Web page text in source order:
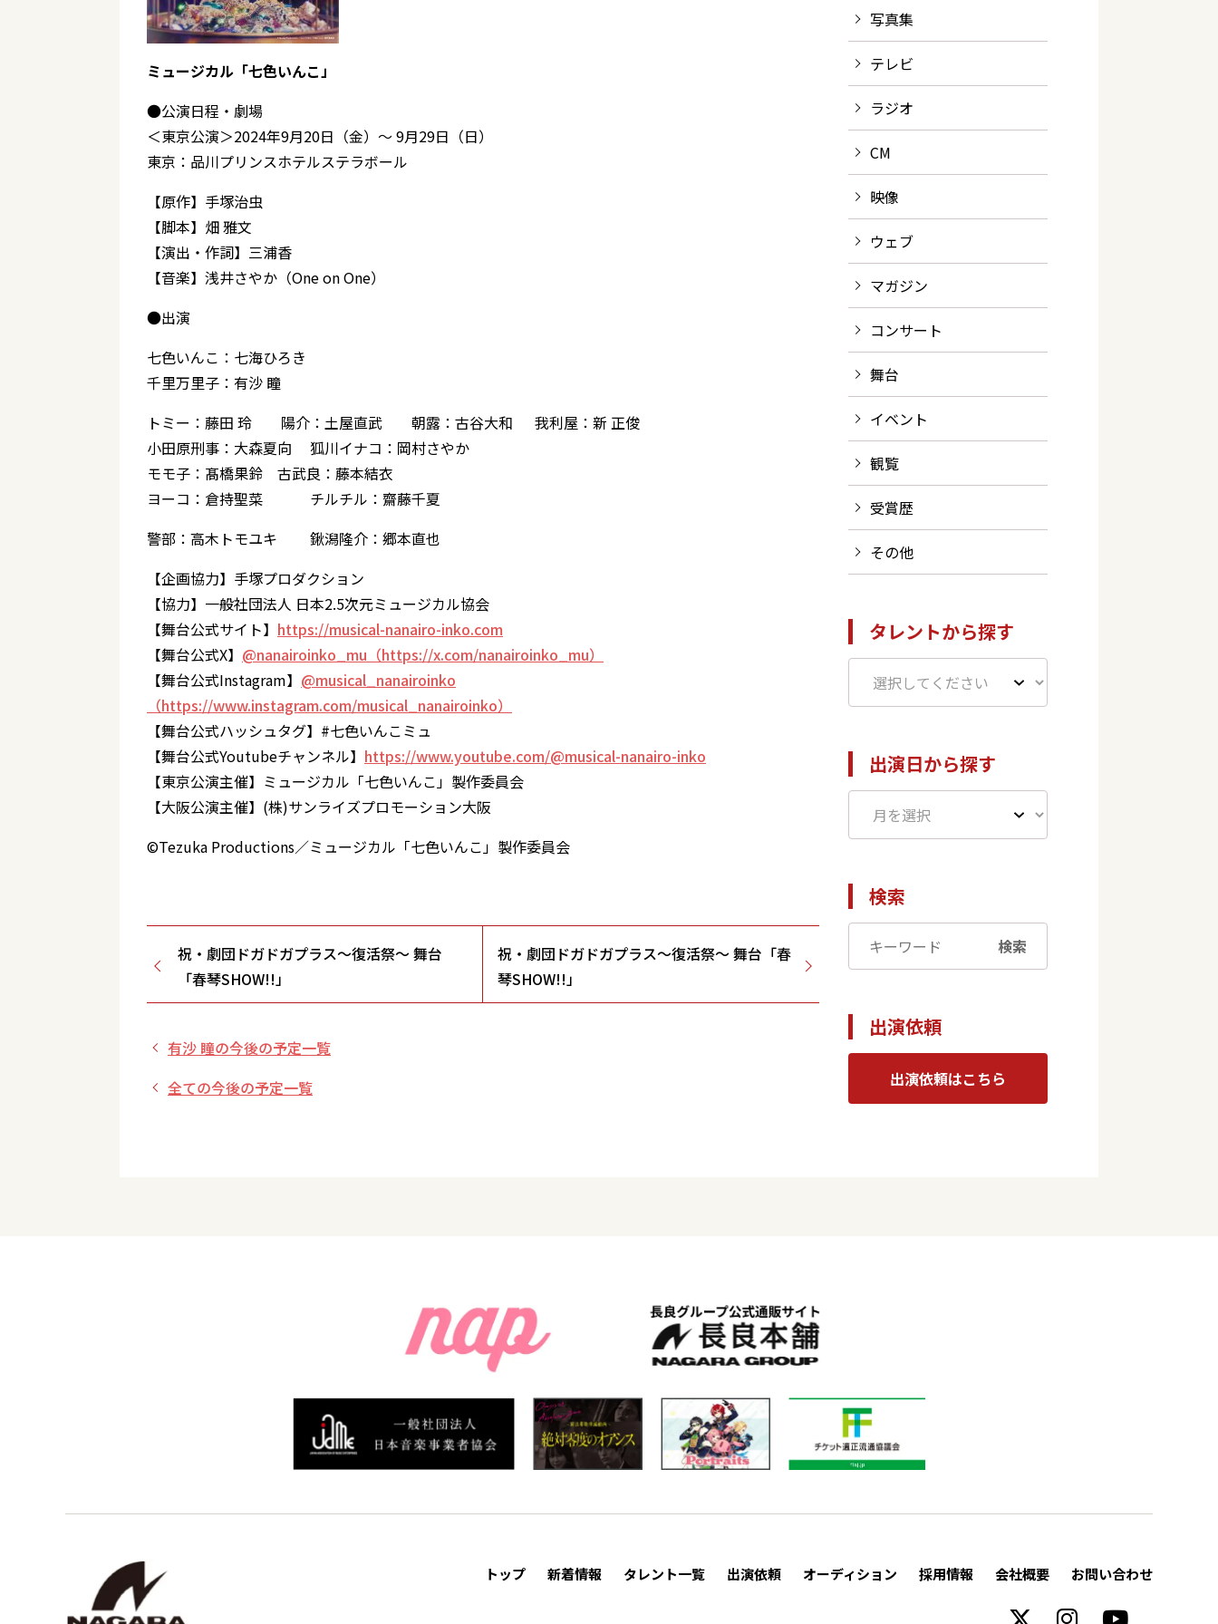
ミュージカル「七色いんこ」
●公演日程・劇場
＜東京公演＞2024年9月20日（金）～ 9月29日（日）
東京：品川プリンスホテルステラボール
【原作】手塚治虫
【脚本】畑 雅文
【演出・作詞】三浦香
【音楽】浅井さやか（One on One）
●出演
七色いんこ：七海ひろき
千里万里子：有沙 瞳
トミー：藤田 玲 陽介：土屋直武 朝露：古谷大和 我利屋：新 正俊
小田原刑事：大森夏向 狐川イナコ：岡村さやか
モモ子：髙橋果鈴 古武良：藤本結衣
ヨーコ：倉持聖菜 チルチル：齋藤千夏
警部：高木トモユキ 鍬潟隆介：郷本直也
【企画協力】手塚プロダクション
【協力】一般社団法人 日本2.5次元ミュージカル協会
【舞台公式サイト】 https://musical-nanairo-inko.com
【舞台公式X】 @nanairoinko_mu（https://x.com/nanairoinko_mu）
【舞台公式Instagram】 @musical_nanairoinko
（https://www.instagram.com/musical_nanairoinko）
【舞台公式ハッシュタグ】#七色いんこミュ
【舞台公式Youtubeチャンネル】 https://www.youtube.com/@musical-nanairo-inko
【東京公演主催】ミュージカル「七色いんこ」製作委員会
【大阪公演主催】(株)サンライズプロモーション大阪
©Tezuka Productions／ミュージカル「七色いんこ」製作委員会
祝・劇団ドガドガプラス～復活祭～ 舞台
「春琴SHOW!!」
祝・劇団ドガドガプラス～復活祭～ 舞台「春
琴SHOW!!」
有沙 瞳の今後の予定一覧
全ての今後の予定一覧
写真集
テレビ
ラジオ
CM
映像
ウェブ
マガジン
コンサート
舞台
イベント
観覧
受賞歴
その他
タレントから探す
出演日から探す
検索
検索
出演依頼
出演依頼はこちら
トップ 新着情報 タレント一覧 出演依頼 オーディション 採用情報 会社概要 お問い合わせ